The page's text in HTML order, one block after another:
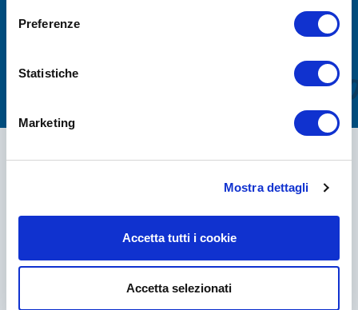
Preferenze
Statistiche
Marketing
Mostra dettagli
Accetta tutti i cookie
Accetta selezionati
pratico, oggettivo e scientifico.
dolori muscolo scheletrici, portando questi
concetti all’interno della mia metodica.